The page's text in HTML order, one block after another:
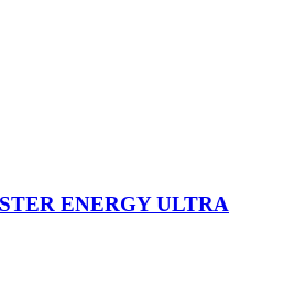
ENERGY ULTRA